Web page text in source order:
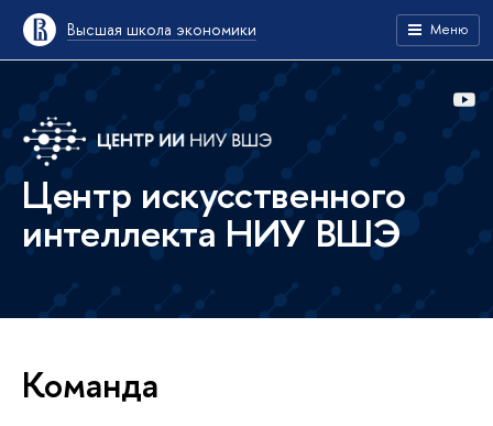
Высшая школа экономики Меню
Центр искусственного
интеллекта НИУ ВШЭ
Команда